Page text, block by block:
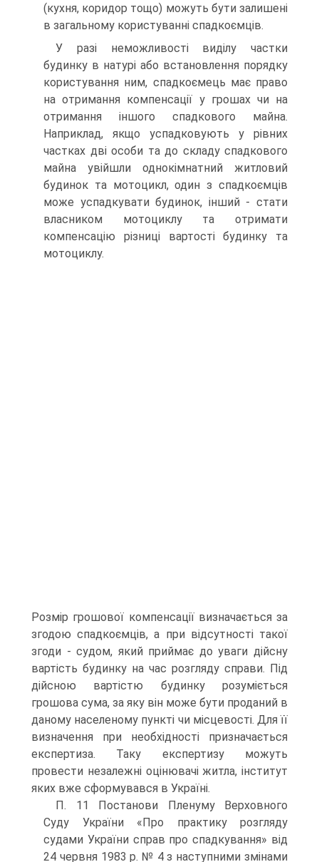
(кухня, коридор тощо) можуть бути залишені
в загальному користуванні спадкоємців.
У разі неможливості виділу частки
будинку в натурі або встановлення порядку
користування ним, спадкоємець має право
на отримання компенсації у грошах чи на
отримання іншого спадкового майна.
Наприклад, якщо успадковують у рівних
частках дві особи та до складу спадкового
майна увійшли однокімнатний житловий
будинок та мотоцикл, один з спадкоємців
може успадкувати будинок, інший - стати
власником мотоциклу та отримати
компенсацію різниці вартості будинку та
мотоциклу.
Розмір грошової компенсації визначається за
згодою спадкоємців, а при відсутності такої
згоди - судом, який приймає до уваги дійсну
вартість будинку на час розгляду справи. Під
дійсною вартістю будинку розуміється
грошова сума, за яку він може бути проданий в
даному населеному пункті чи місцевості. Для її
визначення при необхідності призначається
експертиза. Таку експертизу можуть
провести незалежні оцінювачі житла, інститут
яких вже сформувався в Україні.
П. 11 Постанови Пленуму Верховного
Суду України «Про практику розгляду
судами України справ про спадкування» від
24 червня 1983 р. № 4 з наступними змінами